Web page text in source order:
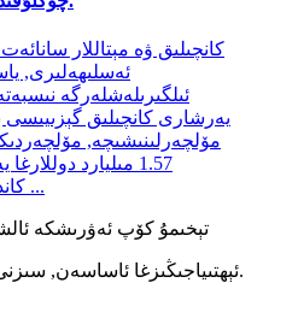
كانچىلىق ۋە مېتاللار
ئەسلىھەلىرى,
كاندىدات ۋە مېتاللار بازىرى ...
تېخىمۇ كۆپ ئەۋرىشكە
ئېھتىياجىڭىزغا ئاساسەن, سىزنى خاسلاشتۇرۇڭ ۋە تەمىنلەيدۇ.